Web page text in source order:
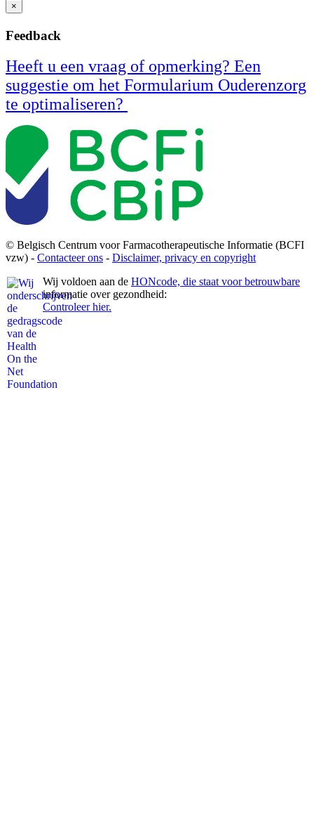
×
Feedback
Heeft u een vraag of opmerking? Een
suggestie om het Formularium Ouderenzorg
te optimaliseren?
© Belgisch Centrum voor Farmacotherapeutische Informatie (BCFI
vzw) - Contacteer ons - Disclaimer, privacy en copyright
Wij voldoen aan de HONcode, die staat voor betrouwbare
informatie over gezondheid:
Controleer hier.